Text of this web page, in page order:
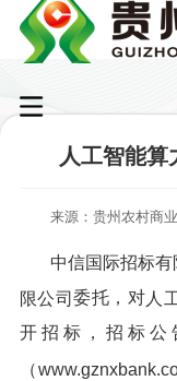
人工智能
中信国际招标有
限公司委托，对 人
开招标，招标公
（